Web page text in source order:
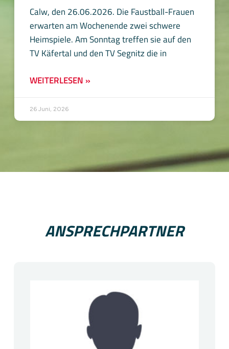
Calw, den 26.06.2026. Die Faustball-Frauen
erwarten am Wochenende zwei schwere
Heimspiele. Am Sonntag treffen sie auf den
TV Käfertal und den TV Segnitz die in
WEITERLESEN »
26 Juni, 2026
ANSPRECHPARTNER